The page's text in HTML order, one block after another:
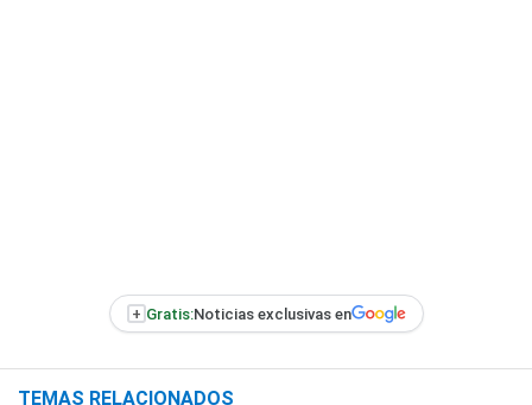
+ Gratis:Noticias exclusivas en
TEMAS RELACIONADOS